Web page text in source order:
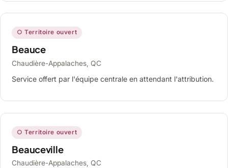
○ Territoire ouvert
Beauce
Chaudière-Appalaches, QC
Service offert par l'équipe centrale en attendant l'attribution.
○ Territoire ouvert
Beauceville
Chaudière-Appalaches, QC